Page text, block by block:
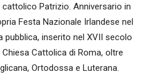
Patrizio. Anniversario in
Festa Nazionale Irlandese nel
pubblica, inserito nel XVII secolo
Cattolica di Roma, oltre
Ortodossa e Luterana.